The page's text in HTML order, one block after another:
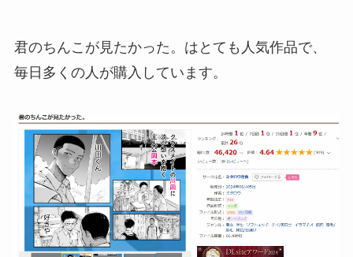
君のちんこが見たかった。はとても人気作品で、
毎日多くの人が購入しています。